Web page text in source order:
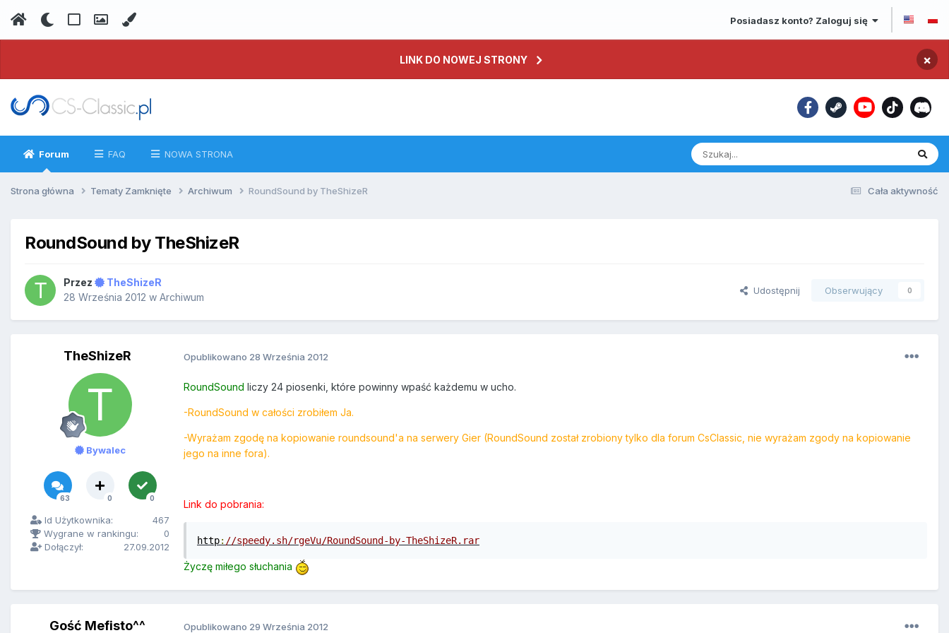
Posiadasz konto? Zaloguj się
LINK DO NOWEJ STRONY ×
Forum FAQ NOWA STRONA
Cała aktywność
Strona główna Tematy Zamknięte Archiwum RoundSound by TheShizeR
RoundSound by TheShizeR
Przez
TheShizeR
28 Września 2012 w Archiwum
Udostępnij Obserwujący 0
TheShizeR
Bywalec
63 0 0
Id Użytkownika:
467
Wygrane w rankingu:
0
Dołączył:
27.09.2012
Opublikowano 28 Września 2012
RoundSound liczy 24 piosenki, które powinny wpaść każdemu w ucho.
-RoundSound w całości zrobiłem Ja.
-Wyrażam zgodę na kopiowanie roundsound'a na serwery Gier (RoundSound został zrobiony tylko dla forum CsClassic, nie wyrażam zgody na kopiowanie
jego na inne fora).
Link do pobrania:
http: //speedy.sh/rgeVu/RoundSound-by-TheShizeR.rar
Życzę miłego słuchania
Gość Mefisto^^ Opublikowano 29 Września 2012